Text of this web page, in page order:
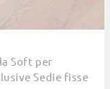
Soft per
Sedie fisse